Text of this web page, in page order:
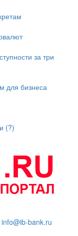
за три
для бизнеса
(?)
info@ib-bank.ru